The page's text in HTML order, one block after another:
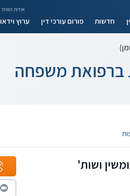
אודות האתר
חדשות פורום עורכי דין ערוץ וידאו
ברפואת משפחה
ושות'